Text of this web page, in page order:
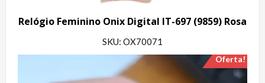
Relógio Feminino Onix Digital IT-697 (9859) Rosa
SKU: OX70071
Oferta!